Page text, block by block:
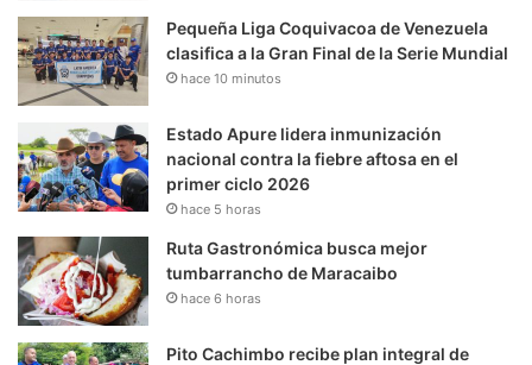
Pequeña Liga Coquivacoa de Venezuela
clasifica a la Gran Final de la Serie Mundial
hace 10 minutos
Estado Apure lidera inmunización
nacional contra la fiebre aftosa en el
primer ciclo 2026
hace 5 horas
Ruta Gastronómica busca mejor
tumbarrancho de Maracaibo
hace 6 horas
Pito Cachimbo recibe plan integral de